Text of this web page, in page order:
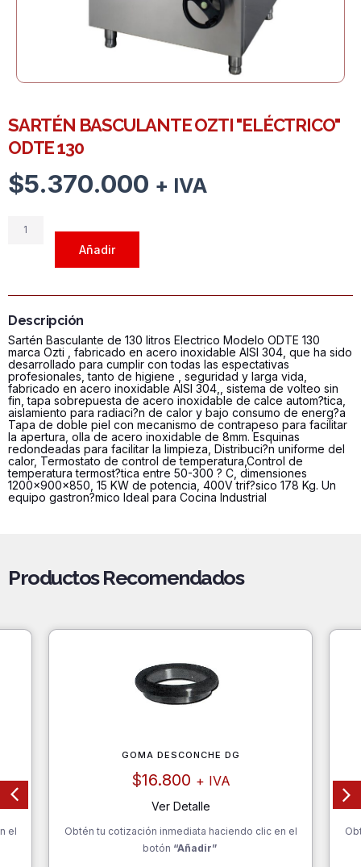
SARTÉN BASCULANTE OZTI "ELÉCTRICO"
ODTE 130
$5.370.000 + IVA
SARTÉN
cantidad
Añadir
Descripción
Sartén Basculante de 130 litros Electrico Modelo ODTE 130
marca Ozti , fabricado en acero inoxidable AISI 304, que ha sido
desarrollado para cumplir con todas las espectativas
profesionales, tanto de higiene , seguridad y larga vida,
fabricado en acero inoxidable AISI 304,, sistema de volteo sin
fin, tapa sobrepuesta de acero inoxidable de calce autom?tica,
aislamiento para radiaci?n de calor y bajo consumo de energ?a
Tapa de doble piel con mecanismo de contrapeso para facilitar
la apertura, olla de acero inoxidable de 8mm. Esquinas
redondeadas para facilitar la limpieza, Distribuci?n uniforme del
calor, Termostato de control de temperatura,Control de
temperatura termost?tica entre 50-300 ? C, dimensiones
1200x900x850, 15 KW de potencia, 400V trif?sico 178 Kg. Un
equipo gastron?mico Ideal para Cocina Industrial
Productos Recomendados
el
GOMA DESCONCHE DG
$16.800 + IVA
Ver Detalle
Obtén tu cotización inmediata haciendo clic en el
botón “Añadir”